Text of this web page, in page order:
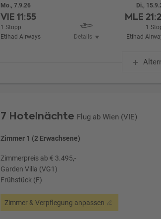
Mo., 7.9.26
VIE11:55
1 Stopp
Etihad Airways
Details
Di.,
MLE
1
Etihad
7 Hotelnächte Flug ab Wien (VIE)
Zimmer 1 (2 Erwachsene)
Zimmerpreis ab € 3.495,-
Garden Villa (VG1)
Frühstück (F)
Zimmer & Verpflegung anpassen